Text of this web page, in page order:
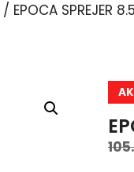
/ EPOCA SPREJER